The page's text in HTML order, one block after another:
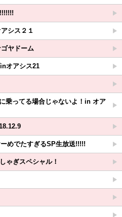
シス２１
ヤドーム
オアシス21
乗ってる場合じゃないよ！in オア
めでたすぎるSP生放送!!!!!
ゃぎスペシャル！